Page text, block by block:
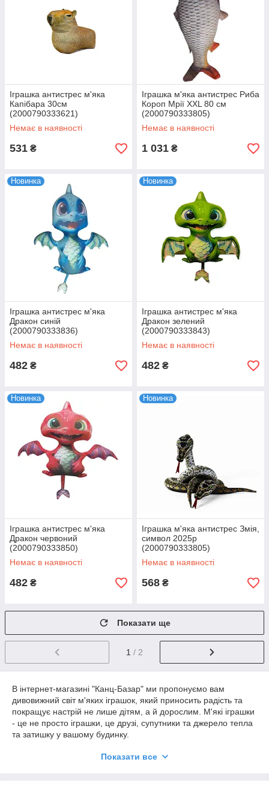
Іграшка антистрес м'яка
Капібара 30см
(2000790333621)
Немає в наявності
531 ₴
Іграшка м'яка антистрес Риба
Короп Мрії XXL 80 см
(2000790333805)
Немає в наявності
1 031 ₴
Новинка
Іграшка антистрес м'яка
Дракон синій
(2000790333836)
Немає в наявності
482 ₴
Новинка
Іграшка антистрес м'яка
Дракон зелений
(2000790333843)
Немає в наявності
482 ₴
Новинка
Іграшка антистрес м'яка
Дракон червоний
(2000790333850)
Немає в наявності
482 ₴
Новинка
Іграшка м'яка антистрес Змія,
символ 2025р
(2000790333805)
Немає в наявності
568 ₴
Показати ще
1 / 2
В інтернет-магазині "Канц-Базар" ми пропонуємо вам
дивовижний світ м'яких іграшок, який приносить радість та
покращує настрій не лише дітям, а й дорослим. М'які іграшки
- це не просто іграшки, це друзі, супутники та джерело тепла
та затишку у вашому будинку.
різнобарвний. Ви знайдете тут м'які плюшеві тварини,
Показати все